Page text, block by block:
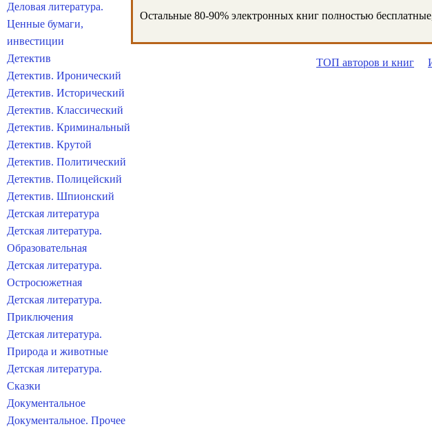
Остальные 80-90% электронных книг полностью
ТОП авторов и книг
Деловая литература.
Ценные бумаги,
инвестиции
Детектив
Детектив. Иронический
Детектив. Исторический
Детектив. Классический
Детектив. Криминальный
Детектив. Крутой
Детектив. Политический
Детектив. Полицейский
Детектив. Шпионский
Детская литература
Детская литература.
Образовательная
Детская литература.
Остросюжетная
Детская литература.
Приключения
Детская литература.
Природа и животные
Детская литература.
Сказки
Документальное
Документальное. Прочее